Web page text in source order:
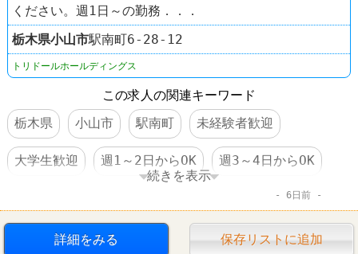
ください。週1日～の勤務．．．
栃木県小山市駅南町6-28-12
トリドールホールディングス
この求人の関連キーワード
栃木県
小山市 駅南町 未経験者歓迎
大学生歓迎 週1～2日からOK 週3～4日からOK
扶養控除内のオシゴト 社員登用あり
続きを表示
6日前
詳細をみる 保存リストに追加